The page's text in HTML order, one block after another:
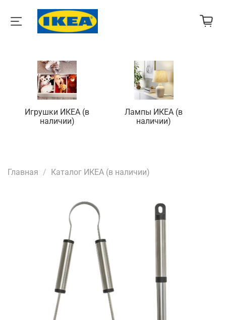
Игрушки ИКЕА (в
наличии)
Лампы ИКЕА (в
наличии)
Главная Каталог ИКЕА (в наличии)